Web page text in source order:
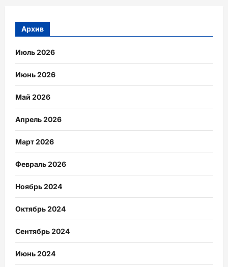
Архив
Июль 2026
Июнь 2026
Май 2026
Апрель 2026
Март 2026
Февраль 2026
Ноябрь 2024
Октябрь 2024
Сентябрь 2024
Июнь 2024